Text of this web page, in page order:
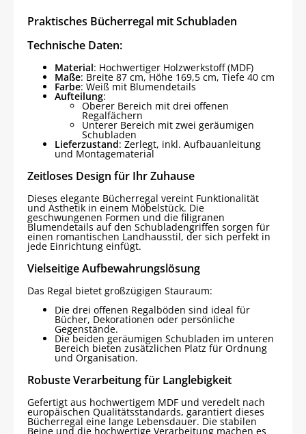
Praktisches Bücherregal mit Schubladen
Technische Daten:
Material: Hochwertiger Holzwerkstoff (MDF)
Maße: Breite 87 cm, Höhe 169,5 cm, Tiefe 40 cm
Farbe: Weiß mit Blumendetails
Aufteilung:
Oberer Bereich mit drei offenen
Regalfächern
Unterer Bereich mit zwei geräumigen
Schubladen
Lieferzustand: Zerlegt, inkl. Aufbauanleitung
und Montagematerial
Zeitloses Design für Ihr Zuhause
Dieses elegante Bücherregal vereint Funktionalität
und Ästhetik in einem Möbelstück. Die
geschwungenen Formen und die filigranen
Blumendetails auf den Schubladengriffen sorgen für
einen romantischen Landhausstil, der sich perfekt in
jede Einrichtung einfügt.
Vielseitige Aufbewahrungslösung
Das Regal bietet großzügigen Stauraum:
Die drei offenen Regalböden sind ideal für
Bücher, Dekorationen oder persönliche
Gegenstände.
Die beiden geräumigen Schubladen im unteren
Bereich bieten zusätzlichen Platz für Ordnung
und Organisation.
Robuste Verarbeitung für Langlebigkeit
Gefertigt aus hochwertigem MDF und veredelt nach
europäischen Qualitätsstandards, garantiert dieses
Bücherregal eine lange Lebensdauer. Die stabilen
Beine und die hochwertige Verarbeitung machen es